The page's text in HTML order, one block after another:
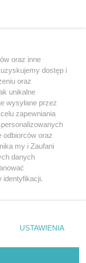
sięz nami
oraz inne
dostęp i
oraz
unikalne
wysyłane przez
zapewniania
odbiorców oraz
my i Zaufani
danych
identyfikacji.
prywatności
zgody
się takiemu
USTAWIENIA